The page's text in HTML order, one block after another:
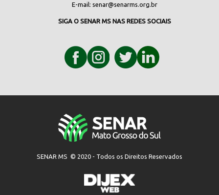
E-mail: senar@senarms.org.br
SIGA O SENAR MS NAS REDES SOCIAIS
SENAR MS © 2020 - Todos os Direitos Reservados